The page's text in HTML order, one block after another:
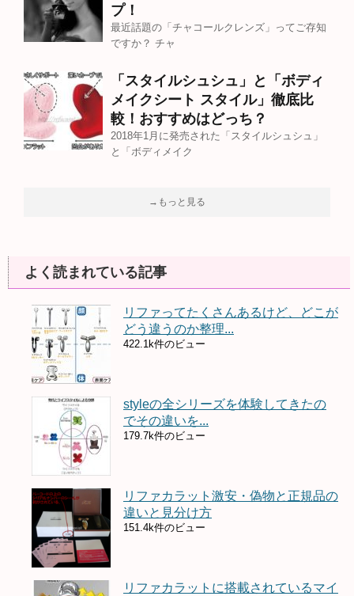
プ！
最近話題の「チャコールクレンズ」ってご存知
ですか？ チャ
「スタイルシュシュ」と「ボディ
メイクシート スタイル」徹底比
較！おすすめはどっち？
2018年1月に発売された「スタイルシュシュ」
と「ボディメイク
→もっと見る
よく読まれている記事
リファってたくさんあるけど、どこが
どう違うのか整理...
422.1k件のビュー
styleの全シリーズを体験してきたの
でその違いを...
179.7k件のビュー
リファカラット激安・偽物と正規品の
違いと見分け方
151.4k件のビュー
リファカラットに搭載されているマイ